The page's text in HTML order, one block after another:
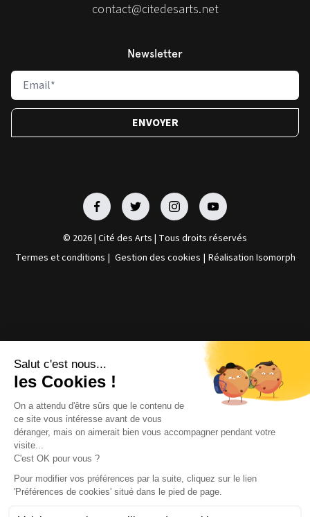
contact@citedesarts.net
Newsletter
© 2026 | Cité des Arts | Tous droits réservés
Termes et conditions | Gestion des cookies | Réalisation Isomorph
FacebookFacebookFacebookFacebook